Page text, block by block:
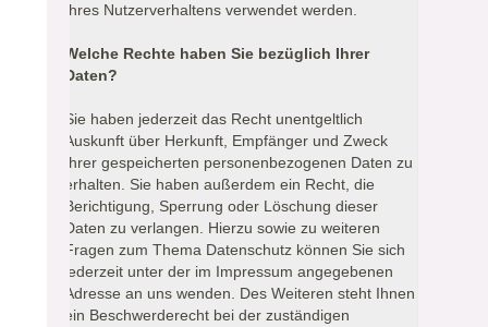
Ihres Nutzerverhaltens verwendet werden.
Welche Rechte haben Sie bezüglich Ihrer
Daten?
Sie haben jederzeit das Recht unentgeltlich
Auskunft über Herkunft, Empfänger und Zweck
Ihrer gespeicherten personenbezogenen Daten zu
erhalten. Sie haben außerdem ein Recht, die
Berichtigung, Sperrung oder Löschung dieser
Daten zu verlangen. Hierzu sowie zu weiteren
Fragen zum Thema Datenschutz können Sie sich
jederzeit unter der im Impressum angegebenen
Adresse an uns wenden. Des Weiteren steht Ihnen
ein Beschwerderecht bei der zuständigen